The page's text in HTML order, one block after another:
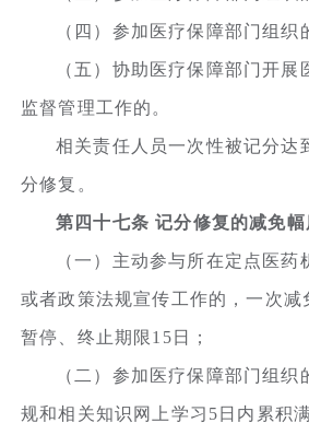
（四）参加医疗保障部门组织
（五）协助医疗保障部门开展
监督管理工作的。
相关责任人员一次性被记分达
分修复。
第四十七条 记分修复的减免幅
（一）主动参与所在定点医药
或者政策法规宣传工作的，一次减
暂停、终止期限15日；
（二）参加医疗保障部门组织
规和相关知识网上学习5日内累积